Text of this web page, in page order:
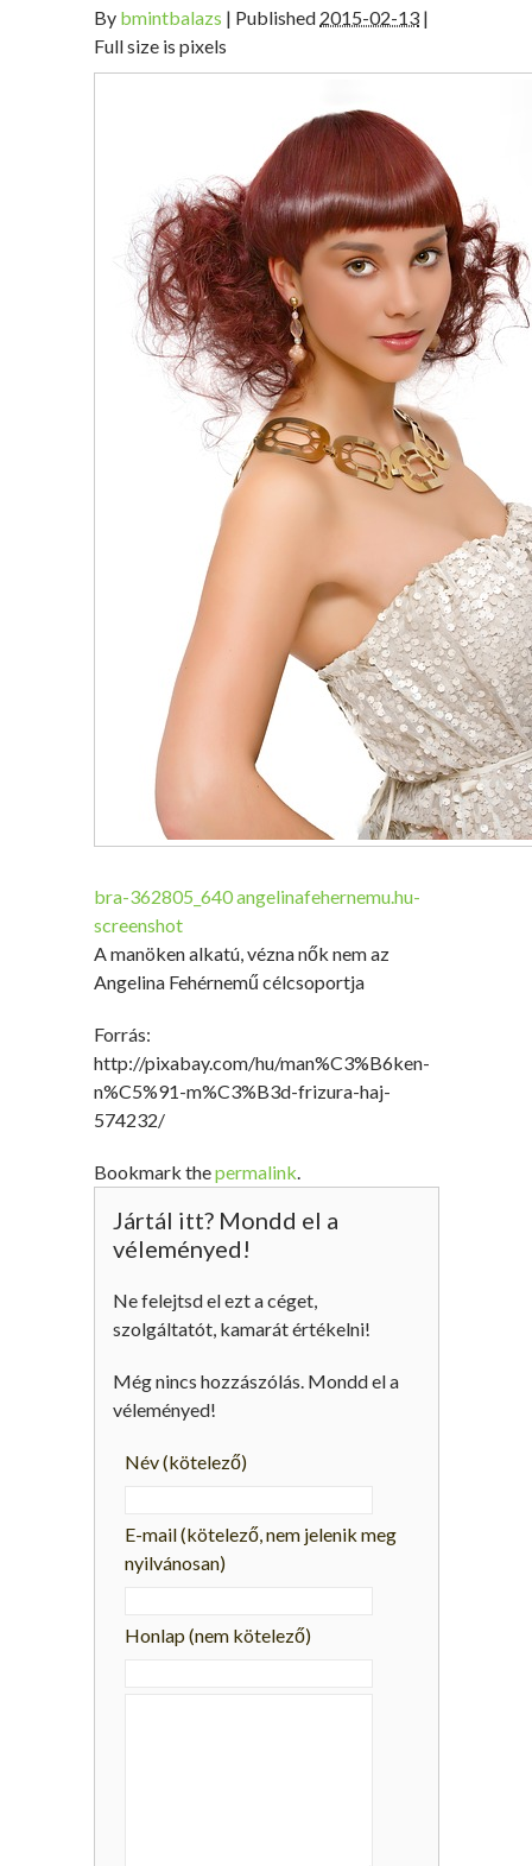
By bmintbalazs | Published 2015-02-13 |
Full size is pixels
bra-362805_640angelinafehernemu.hu-
screenshot
A manöken alkatú, vézna nők nem az
Angelina Fehérnemű célcsoportja
Forrás:
http://pixabay.com/hu/man%C3%B6ken-
n%C5%91-m%C3%B3d-frizura-haj-
574232/
Bookmark thepermalink.
Jártál itt? Mondd el a
véleményed!
Ne felejtsd el ezt a céget,
szolgáltatót, kamarát értékelni!
Még nincs hozzászólás. Mondd el a
véleményed!
Név(kötelező)
E-mail(kötelező, nem jelenik meg
nyilvánosan)
Honlap (nem kötelező)